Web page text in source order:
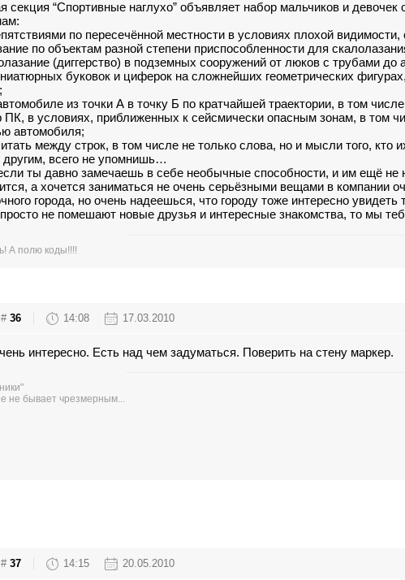
секция “Спортивные наглухо” объявляет набор мальчиков и
по пересечённой местности в условиях плохой
по объектам разной степени приспособленности для
(диггерство) в подземных сооружений от люков с трубами
буковок и циферок на сложнейших геометрических
из точки А в точку Б по кратчайшей траектории, в том
ПК, в условиях, приближенных к сейсмически опасным зонам, в том
автомобиля;
между строк, в том числе не только слова, но и мысли того, кто
другим, всего не упомнишь…
ты давно замечаешь в себе необычные способности, и им ещё не
а хочется заниматься не очень серьёзными вещами в компании
города, но очень надеешься, что городу тоже интересно
не помешают новые друзья и интересные знакомства, то мы
А полю коды!!!!
36 14:08 17.03.2010
интересно. Есть над чем задуматься. Поверить на стену маркер.
не бывает чрезмерным...
37 14:15 20.05.2010